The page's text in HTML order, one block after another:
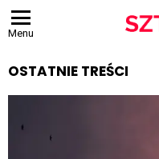
Menu
OSTATNIE TREŚCI